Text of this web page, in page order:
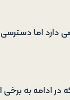
دارد اما
در ادامه به